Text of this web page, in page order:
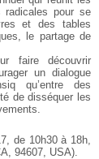
radicales pour se
et des tables
le partage de
faire découvrir
un dialogue
qu’entre des
de disséquer les
de 10h30 à 18h,
94607, USA).